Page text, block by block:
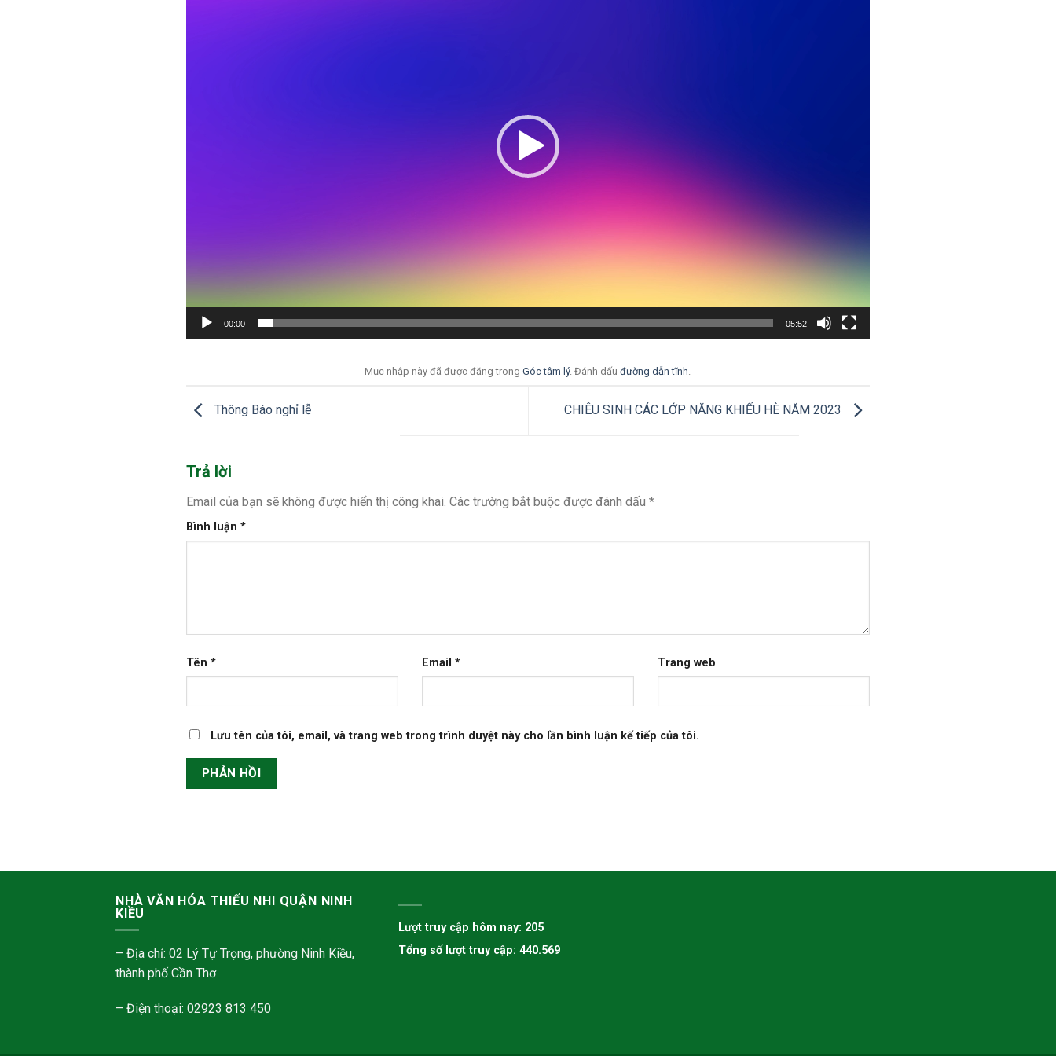
00:00 05:52
Mục nhập này đã được đăng trongGóc tâm lý. Đánh dấuđường dẫn tĩnh
Thông Báo nghỉ lễ CHIÊU SINH CÁC LỚP NĂNG KHIẾU HÈ NĂM 2023
Trả lời
Email của bạn sẽ không được hiển thị công khai. Các trường bắt buộc được đánh dấu *
Bình luận *
Tên * Email * Trang web
Lưu tên của tôi, email, và trang web trong trình duyệt này cho lần bình luận kế tiếp của tôi.
NHÀ VĂN HÓA THIẾU NHI QUẬN NINH
KIỀU
– Địa chỉ: 02 Lý Tự Trọng, phường Ninh Kiều,
thành phố Cần Thơ
– Điện thoại: 02923 813 450
Lượt truy cập hôm nay: 205
Tổng số lượt truy cập: 440.569